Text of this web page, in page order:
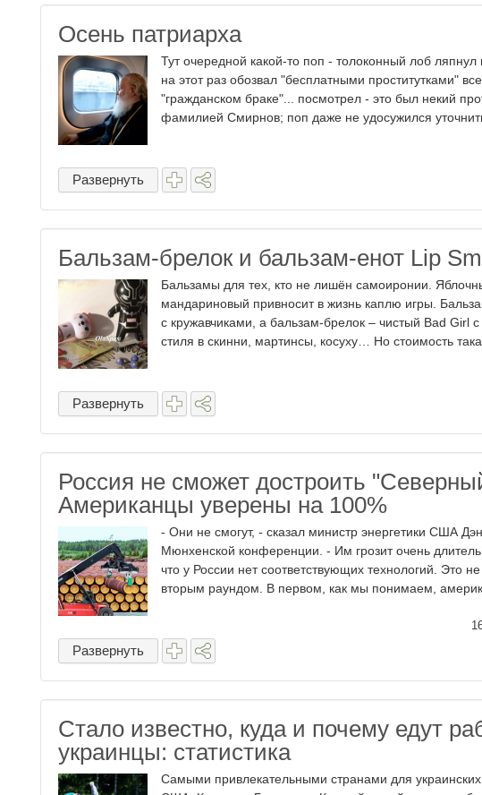
Осень патриарха
Тут очередной какой-то поп - толоконный лоб
на этот раз обозвал "бесплатными проститутками"
"гражданском браке"... посмотрел - это был некий
фамилией Смирнов; поп даже не удосужился
Развернуть
Бальзам-брелок и бальзам-енот Lip
Бальзамы для тех, кто не лишён самоиронии.
мандариновый привносит в жизнь каплю игры.
с кружавчиками, а бальзам-брелок – чистый Bad Girl
стиля в скинни, мартинсы, косуху… Но стоимость
Развернуть
Россия не сможет достроить
Американцы уверены на 100%
- Они не смогут, - сказал министр энергетики США
Мюнхенской конференции. - Им грозит очень
что у России нет соответствующих технологий. Это
вторым раундом. В первом, как мы понимаем,
Развернуть
Стало известно, куда и почему едут
украинцы: статистика
Самыми привлекательными странами для украинских